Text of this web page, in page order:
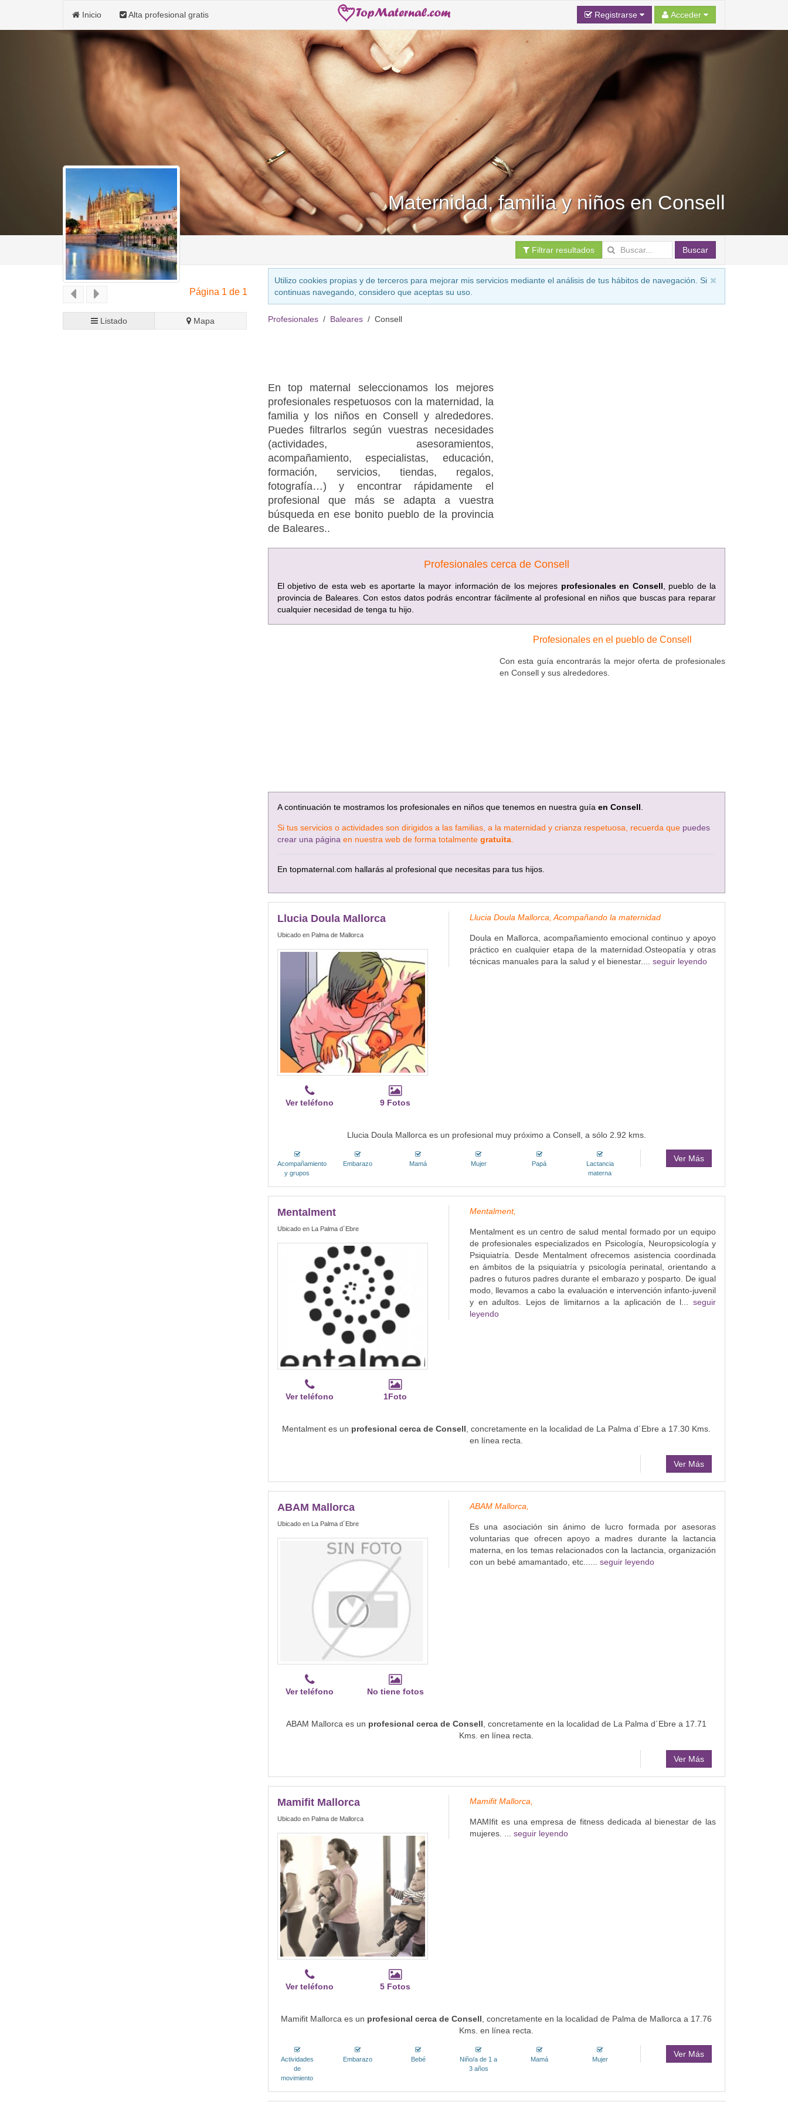
Inicio Alta profesional gratis Registrarse Acceder
Maternidad, familia y niños en Consell
Filtrar resultados Buscar
Página 1 de 1
Listado Mapa
Utilizo cookies propias y de terceros para mejorar mis servicios mediante el análisis de tus hábitos de navegación. Si
continuas navegando, considero que aceptas su uso.
Profesionales Baleares Consell
En top maternal seleccionamos los mejores
profesionales respetuosos con la maternidad, la
familia y los niños en Consell y alrededores.
Puedes filtrarlos según vuestras necesidades
(actividades, asesoramientos,
acompañamiento, especialistas, educación,
formación, servicios, tiendas, regalos,
fotografía…) y encontrar rápidamente el
profesional que más se adapta a vuestra
búsqueda en ese bonito pueblo de la provincia
de Baleares..
Profesionales cerca de Consell
El objetivo de esta web es aportarte la mayor información de los mejores profesionales en Consell , pueblo de la
provincia de Baleares. Con estos datos podrás encontrar fácilmente al profesional en niños que buscas para reparar
cualquier necesidad de tenga tu hijo.
Profesionales en el pueblo de Consell
Con esta guía encontrarás la mejor oferta de profesionales
en Consell y sus alrededores.
A continuación te mostramos los profesionales en niños que tenemos en nuestra guía en Consell
Si tus servicios o actividades son dirigidos a las familias, a la maternidad y crianza respetuosa, recuerda que puedes
crear una página en nuestra web de forma totalmente gratuita.
En topmaternal.com hallarás al profesional que necesitas para tus hijos.
Llucia Doula Mallorca
Ubicado en Palma de Mallorca
Ver teléfono 9 Fotos
Llucia Doula Mallorca, Acompañando la maternidad
Doula en Mallorca, acompañamiento emocional continuo y apoyo
práctico en cualquier etapa de la maternidad.Osteopatía y otras
técnicas manuales para la salud y el bienestar.... seguir leyendo
Llucia Doula Mallorca es un profesional muy próximo a Consell, a sólo 2.92 kms.
Acompañamiento
y grupos
Embarazo Mamá Mujer Papá
Lactancia
materna
Ver Más
Mentalment
Ubicado en La Palma d´Ebre
Ver teléfono 1Foto
Mentalment,
Mentalment es un centro de salud mental formado por un equipo
de profesionales especializados en Psicología, Neuropsicología y
Psiquiatría. Desde Mentalment ofrecemos asistencia coordinada
en ámbitos de la psiquiatría y psicología perinatal, orientando a
padres o futuros padres durante el embarazo y posparto. De igual
modo, llevamos a cabo la evaluación e intervención infanto-juvenil
y en adultos. Lejos de limitarnos a la aplicación de l... seguir
leyendo
Mentalment es un profesional cerca de Consell , concretamente en la localidad de La Palma d´Ebre a 17.30 Kms.
en línea recta.
Ver Más
ABAM Mallorca
Ubicado en La Palma d´Ebre
Ver teléfono No tiene fotos
ABAM Mallorca,
Es una asociación sin ánimo de lucro formada por asesoras
voluntarias que ofrecen apoyo a madres durante la lactancia
materna, en los temas relacionados con la lactancia, organización
con un bebé amamantado, etc...... seguir leyendo
ABAM Mallorca es un profesional cerca de Consell , concretamente en la localidad de La Palma d´Ebre a 17.71
Kms. en línea recta.
Ver Más
Mamifit Mallorca
Ubicado en Palma de Mallorca
Ver teléfono 5 Fotos
Mamifit Mallorca,
MAMIfit es una empresa de fitness dedicada al bienestar de las
mujeres. ... seguir leyendo
Mamifit Mallorca es un profesional cerca de Consell , concretamente en la localidad de Palma de Mallorca a 17.76
Kms. en línea recta.
Actividades
de
movimiento
Embarazo Bebé
Niño/a de 1 a
3 años
Mamá Mujer
Ver Más